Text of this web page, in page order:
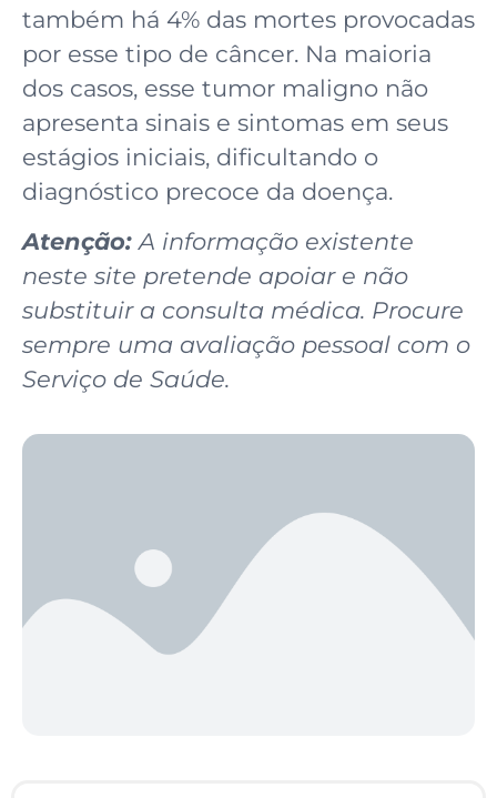
também há 4% das mortes provocadas
por esse tipo de câncer. Na maioria
dos casos, esse tumor maligno não
apresenta sinais e sintomas em seus
estágios iniciais, dificultando o
diagnóstico precoce da doença.
Atenção: A informação existente
neste site pretende apoiar e não
substituir a consulta médica. Procure
sempre uma avaliação pessoal com o
Serviço de Saúde.